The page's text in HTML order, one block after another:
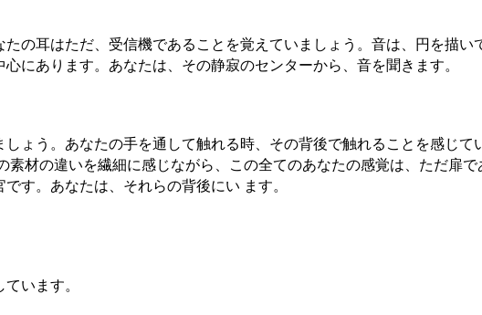
の耳はただ、受信機であることを覚えていましょう。音は、円を描い
にあります。あなたは、その静寂のセンターから、音を聞きます。
ょう。あなたの手を通して触れる時、その背後で触れることを感じて
素材の違いを繊細に感じながら、この全てのあなたの感覚は、ただ扉で
す。あなたは、それらの背後にい ます。
います。